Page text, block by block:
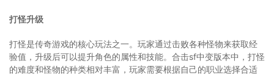
打怪升级
打怪是传奇游戏的核心玩法之一。玩家通过击败各种怪物来获取经
验值，升级后可以提升角色的属性和技能。合击sf中变版本中，打怪
的难度和怪物的种类相对丰富，玩家需要根据自己的职业选择合适